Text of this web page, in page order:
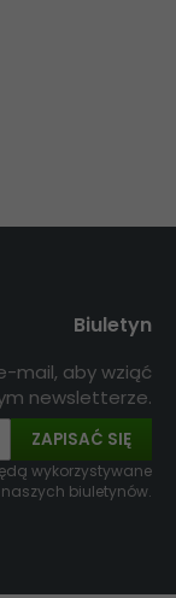
Biuletyn
mail, aby wziąć
newsletterze.
ZAPISAĆ SIĘ
wykorzystywane
biuletynów.